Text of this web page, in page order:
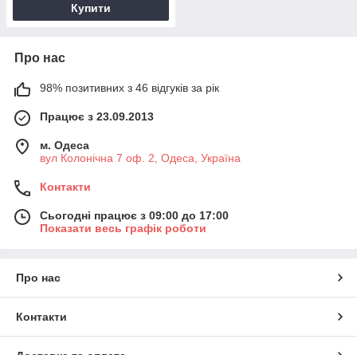
Купити
Про нас
98% позитивних з 46 відгуків за рік
Працює з 23.09.2013
м. Одеса
вул Колонічна 7 оф. 2, Одеса, Україна
Контакти
Сьогодні працює з 09:00 до 17:00
Показати весь графік роботи
Про нас
Контакти